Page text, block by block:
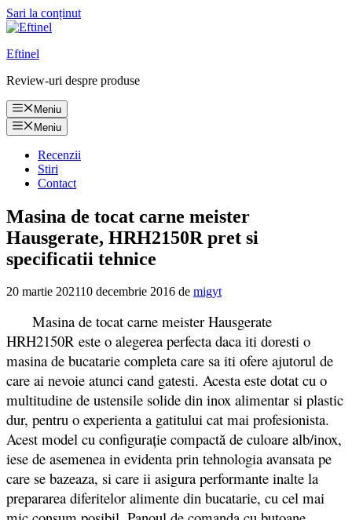
Sari la conținut
Eftinel
Review-uri despre produse
Meniu
Meniu
Recenzii
Stiri
Contact
Masina de tocat carne meister
Hausgerate, HRH2150R pret si
specificatii tehnice
20 martie 202110 decembrie 2016 de migyt
Masina de tocat carne meister Hausgerate
HRH2150R este o alegerea perfecta daca iti doresti o
masina de bucatarie completa care sa iti ofere ajutorul de
care ai nevoie atunci cand gatesti. Acesta este dotat cu o
multitudine de ustensile solide din inox alimentar si plastic
dur, pentru o experienta a gatitului cat mai profesionista.
Acest model cu configuraţie compactă de culoare alb/inox,
iese de asemenea in evidenta prin tehnologia avansata pe
care se bazeaza, si care ii asigura performante inalte la
prepararea diferitelor alimente din bucatarie, cu cel mai